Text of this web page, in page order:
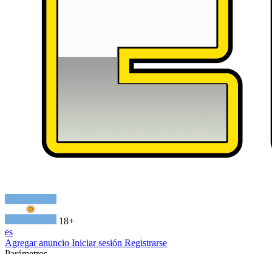
18+
es
Agregar anuncio Iniciar sesión Registrarse